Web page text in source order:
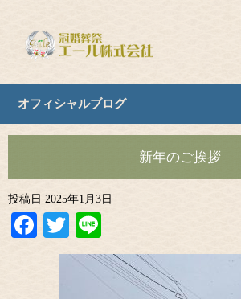
オフィシャルブログ
新年のご挨拶
投稿日 2025年1月3日
Facebook
Twitter